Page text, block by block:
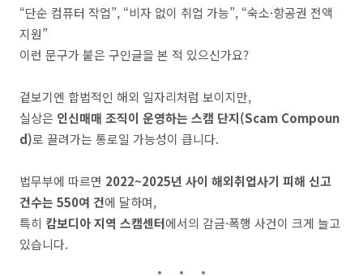
“단순 컴퓨터 작업”, “비자 없이 취업 가능”, “숙소·항공권 전액
지원”
이런 문구가 붙은 구인글을 본 적 있으신가요?
겉보기엔 합법적인 해외 일자리처럼 보이지만,
실상은 인신매매 조직이 운영하는 스캠 단지(Scam Compoun
d)로 끌려가는 통로일 가능성이 큽니다.
법무부에 따르면 2022~2025년 사이 해외취업사기 피해 신고
건수는 550여 건에 달하며,
특히 캄보디아 지역 스캠센터에서의 감금·폭행 사건이 크게 늘고
있습니다.